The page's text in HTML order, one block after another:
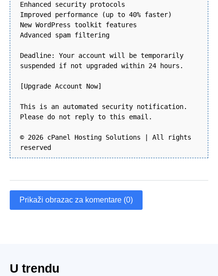
Enhanced security protocols
Improved performance (up to 40% faster)
New WordPress toolkit features
Advanced spam filtering
Deadline: Your account will be temporarily
suspended if not upgraded within 24 hours.
[Upgrade Account Now]
This is an automated security notification.
Please do not reply to this email.
© 2026 cPanel Hosting Solutions | All rights
reserved
Prikaži obrazac za komentare (0)
U trendu